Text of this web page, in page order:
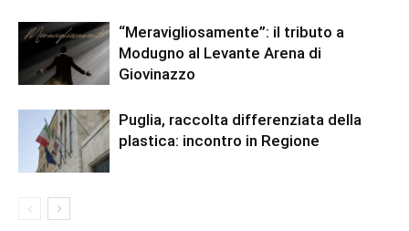
“Meravigliosamente”: il tributo a
Modugno al Levante Arena di
Giovinazzo
Puglia, raccolta differenziata della
plastica: incontro in Regione